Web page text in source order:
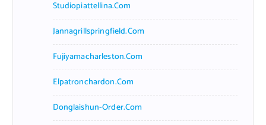
Studiopiattellina.com
Jannagrillspringfield.com
Fujiyamacharleston.com
Elpatronchardon.com
Donglaishun-Order.com